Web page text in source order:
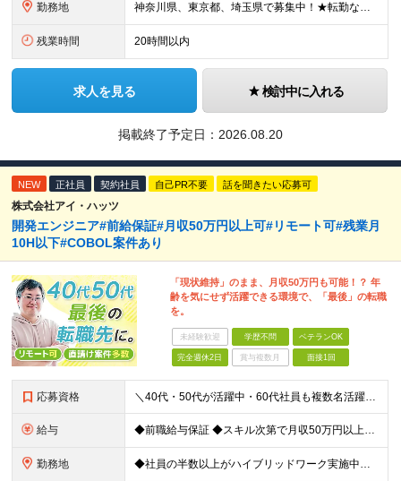
勤務地 神奈川県、東京都、埼玉県で募集中！★転勤なし ※希望を考慮し、決定 ※転居を伴う転勤なし ＜神奈川＞ ■横浜本社：横浜市西区久保町27-19 ■港南営業所：横浜市港南区日野中央1-15-2 ■平塚営
残業時間 20時間以内
求人を見る 検討中に入れる
掲載終了予定日： 2026.08.20
NEW 正社員 契約社員 自己PR不要 話を聞きたい応募可
株式会社アイ・ハッツ
開発エンジニア#前給保証#月収50万円以上可#リモート可#残業月
10H以下#COBOL案件あり
「現状維持」のまま、月収50万円も可能！？ 年
齢を気にせず活躍できる環境で、「最後」の転職
を。
未経験歓迎 学歴不問 ベテランOK
完全週休2日 賞与複数月 面接1回
応募資格 ＼40代・50代が活躍中・60代社員も複数名活躍中／ ◆何らかの開発経験が1年以上ある方 ◆学歴不問 ≪多彩な案件をご用意≫ Java、PHP、C、C⁺⁺、COBOLなどを活かせる案件多数！ これま
給与 ◆前職給与保証 ◆スキル次第で月収50万円以上も可能！ 年俸制：400万円～700万円 ※経験、スキル、前職年収等を考慮の上、当社規定により優遇 ※12分割（月額33万円以上）した金額を毎月支給
勤務地 ◆社員の半数以上がハイブリッドワーク実施中！ ※週2日～3日リモート／週2日～3日出社 ■東京都、神奈川県、埼玉県、千葉県の各プロジェクト先 ※希望を伺い、相談の上で決定します ≪本社≫ 東京